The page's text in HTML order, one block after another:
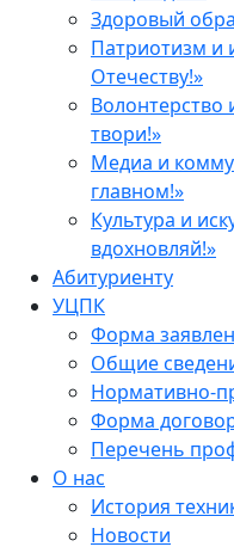
Здоровый
Патриотизм и
Отечеству!»
Волонтерство
твори!»
Медиа и
главном!»
Культура и
вдохновляй!»
Абитуриенту
УЦПК
Форма
Общие
Нормативно-
Форма
Перечень
О нас
История
Новости